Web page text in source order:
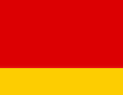
Fotografii